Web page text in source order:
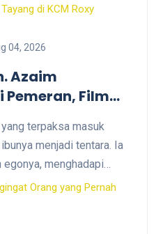
04, 2026
Azaim
Film
terpaksa masuk
menjadi tentara. Ia
egonya, menghadapi
nilai kesantrian agar
cita-citanya